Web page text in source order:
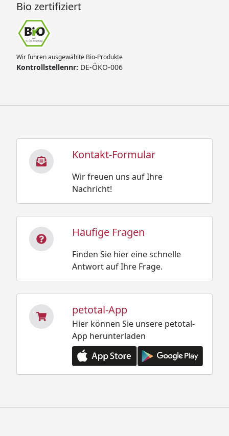
Bio zertifiziert
Wir führen ausgewählte Bio-Produkte
Kontrollstellennr: DE-ÖKO-006
Kontakt-Formular
Wir freuen uns auf Ihre
Nachricht!
Häufige Fragen
Finden Sie hier eine schnelle
Antwort auf Ihre Frage.
petotal-App
Hier können Sie unsere petotal-
App herunterladen